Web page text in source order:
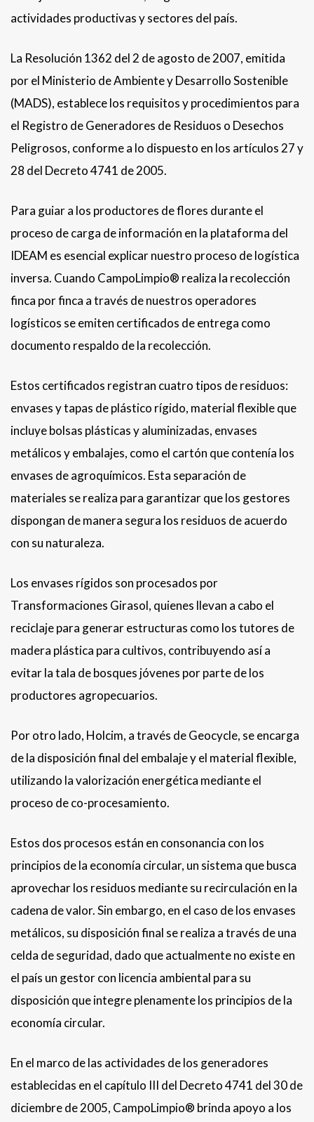
actividades productivas y sectores del país.
La Resolución 1362 del 2 de agosto de 2007, emitida
por el Ministerio de Ambiente y Desarrollo Sostenible
(MADS), establece los requisitos y procedimientos para
el Registro de Generadores de Residuos o Desechos
Peligrosos, conforme a lo dispuesto en los artículos 27 y
28 del Decreto 4741 de 2005.
Para guiar a los productores de flores durante el
proceso de carga de información en la plataforma del
IDEAM es esencial explicar nuestro proceso de logística
inversa. Cuando CampoLimpio® realiza la recolección
finca por finca a través de nuestros operadores
logísticos se emiten certificados de entrega como
documento respaldo de la recolección.
Estos certificados registran cuatro tipos de residuos:
envases y tapas de plástico rígido, material flexible que
incluye bolsas plásticas y aluminizadas, envases
metálicos y embalajes, como el cartón que contenía los
envases de agroquímicos. Esta separación de
materiales se realiza para garantizar que los gestores
dispongan de manera segura los residuos de acuerdo
con su naturaleza.
Los envases rígidos son procesados por
Transformaciones Girasol, quienes llevan a cabo el
reciclaje para generar estructuras como los tutores de
madera plástica para cultivos, contribuyendo así a
evitar la tala de bosques jóvenes por parte de los
productores agropecuarios.
Por otro lado, Holcim, a través de Geocycle, se encarga
de la disposición final del embalaje y el material flexible,
utilizando la valorización energética mediante el
proceso de co-procesamiento.
Estos dos procesos están en consonancia con los
principios de la economía circular, un sistema que busca
aprovechar los residuos mediante su recirculación en la
cadena de valor. Sin embargo, en el caso de los envases
metálicos, su disposición final se realiza a través de una
celda de seguridad, dado que actualmente no existe en
el país un gestor con licencia ambiental para su
disposición que integre plenamente los principios de la
economía circular.
En el marco de las actividades de los generadores
establecidas en el capítulo III del Decreto 4741 del 30 de
diciembre de 2005, CampoLimpio® brinda apoyo a los